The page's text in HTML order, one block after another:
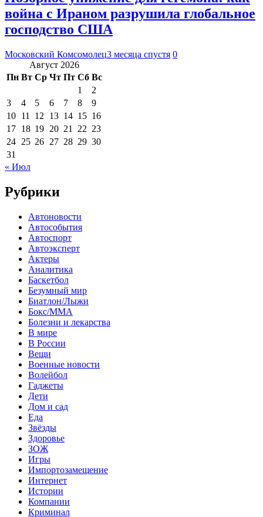
война с Ираном разрушила глобальное
господство США
Московский Комсомолец3 месяца спустя 0
Август 2026
Пн Вт Ср Чт Пт Сб Вс
1
2
3
4 5 6 7 8
9
10 11 12 13 14 15 16
17 18 19 20 21 22 23
24 25 26 27 28 29 30
31
« Июл
Рубрики
Автоновости
Автособытия
Автоспорт
Автоэксперт
Актеры
Аналитика
Баскетбол
Безумный мир
Биатлон/Лыжи
Бокс/MMA
Болезни и лекарства
В мире
В России
Вещи
Военные новости
Волейбол
Гаджеты
Дети
Дом и сад
Еда
Звёзды
Здоровье
ЗОЖ
Игры
Импортозамещение
Интернет
Истории
Компании
Криминал